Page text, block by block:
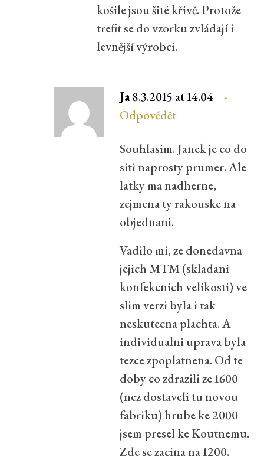
košile jsou šité křivě. Protože
trefit se do vzorku zvládají i
levnější výrobci.
Ja8.3.2015 at 14.04
Odpovědět
Souhlasim. Janek je co do
siti naprosty prumer. Ale
latky ma nadherne,
zejmena ty rakouske na
objednani.
Vadilo mi, ze donedavna
jejich MTM (skladani
konfekcnich velikosti) ve
slim verzi byla i tak
neskutecna plachta. A
individualni uprava byla
tezce zpoplatnena. Od te
doby co zdrazili ze 1600
(nez dostaveli tu novou
fabriku) hrube ke 2000
jsem presel ke Koutnemu.
Zde se zacina na 1200.